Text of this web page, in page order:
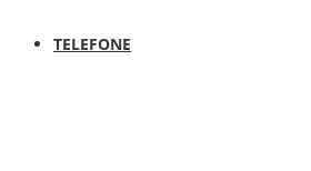
TELEFONE